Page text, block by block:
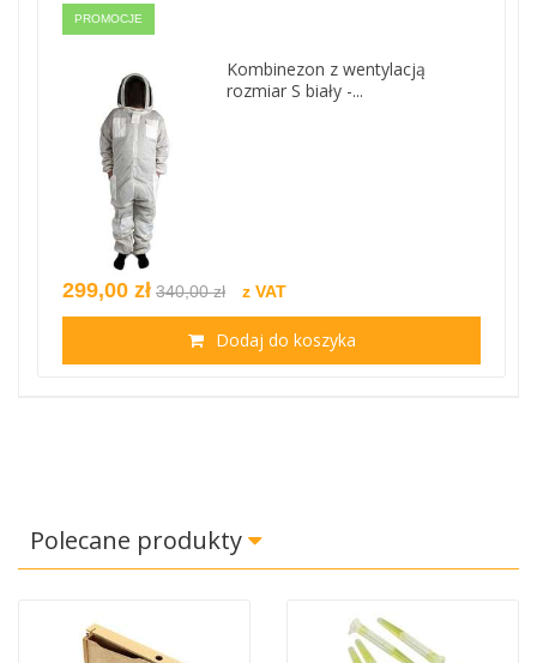
PROMOCJE
Kombinezon z wentylacją
rozmiar S biały -...
299,00 zł 340,00 zł z VAT
Dodaj do koszyka
Polecane produkty